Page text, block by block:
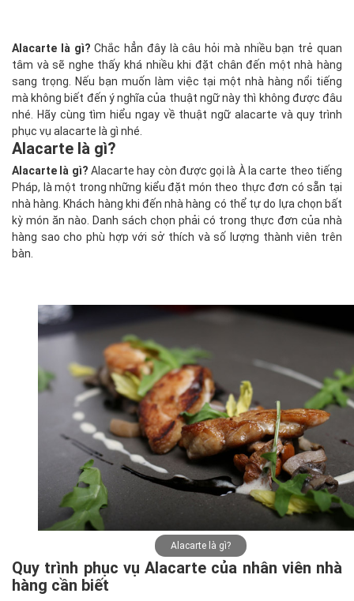
Alacarte là gì?Chắc hẳn đây là câu hỏi mà nhiều bạn trẻ quan
tâm và sẽ nghe thấy khá nhiều khi đặt chân đến một nhà hàng
sang trọng. Nếu bạn muốn làm việc tại một nhà hàng nổi tiếng
mà không biết đến ý nghĩa của thuật ngữ này thì không được đâu
nhé. Hãy cùng tìm hiểu ngay về thuật ngữ alacarte và quy trình
phục vụ alacarte là gì nhé.
Alacarte là gì?
Alacarte là gì? Alacarte hay còn được gọi là À la carte theo tiếng
Pháp, là một trong những kiểu đặt món theo thực đơn có sẵn tại
nhà hàng. Khách hàng khi đến nhà hàng có thể tự do lựa chọn bất
kỳ món ăn nào. Danh sách chọn phải có trong thực đơn của nhà
hàng sao cho phù hợp với sở thích và số lượng thành viên trên
bàn.
Alacarte là gì?
Quy trình phục vụ Alacarte của nhân viên nhà
hàng cần biết